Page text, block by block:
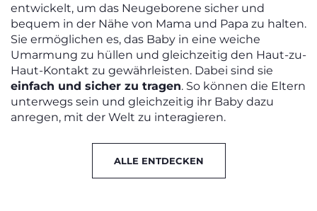
entwickelt, um das Neugeborene sicher und
bequem in der Nähe von Mama und Papa zu halten.
Sie ermöglichen es, das Baby in eine weiche
Umarmung zu hüllen und gleichzeitig den Haut-zu-
Haut-Kontakt zu gewährleisten. Dabei sind sie
einfach und sicher zu tragen. So können die Eltern
unterwegs sein und gleichzeitig ihr Baby dazu
anregen, mit der Welt zu interagieren.
ALLE ENTDECKEN